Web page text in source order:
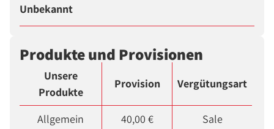
Unbekannt
Produkte und Provisionen
Unsere
Produkte
Provision Vergütungsart
Allgemein 40,00 € Sale